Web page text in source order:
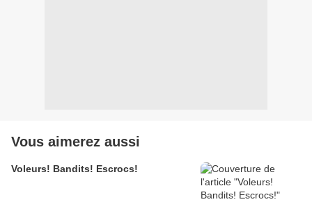
Vous aimerez aussi
Voleurs! Bandits! Escrocs!